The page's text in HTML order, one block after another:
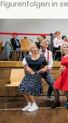
Figurenfolgen in